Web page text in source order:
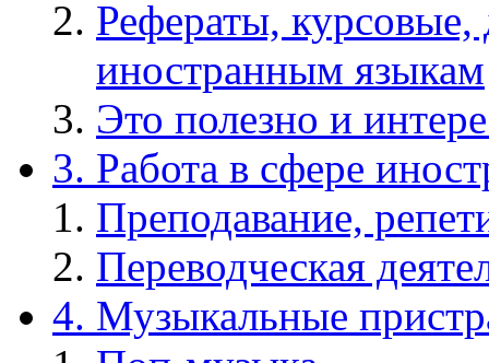
Рефераты,
иностранным языкам
Это полезно и
3. Работа в сфере
Преподавание,
Переводческая
4. Музыкальные